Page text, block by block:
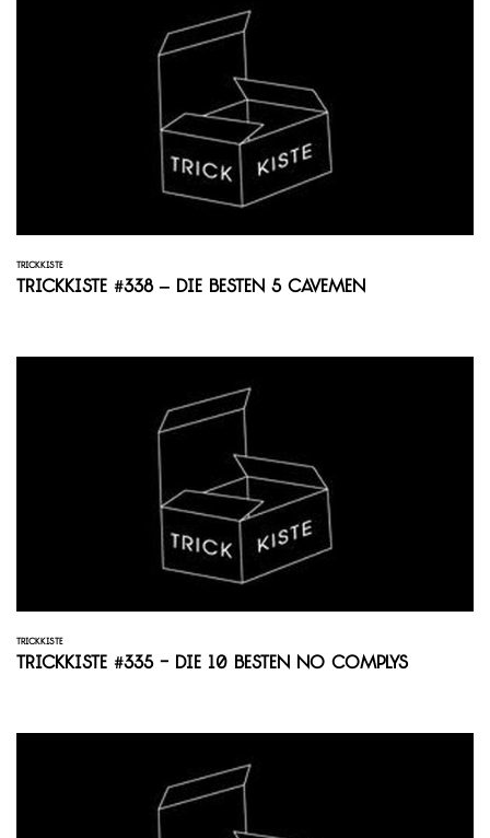
TRICKKISTE
Trickkiste #338 – Die besten 5 Cavemen
TRICKKISTE
Trickkiste #335 - Die 10 besten No Complys